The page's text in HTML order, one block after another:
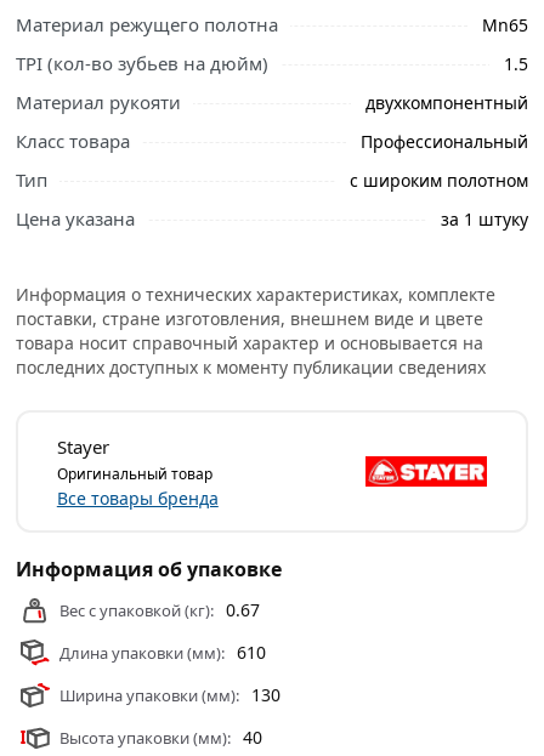
Материал режущего полотна Mn65
TPI (кол-во зубьев на дюйм) 1.5
Материал рукояти двухкомпонентный
Класс товара Профессиональный
Тип с широким полотном
Цена указана за 1 штуку
Информация о технических характеристиках, комплекте
поставки, стране изготовления, внешнем виде и цвете
товара носит справочный характер и основывается на
последних доступных к моменту публикации сведениях
Stayer
Оригинальный товар
Все товары бренда
Информация об упаковке
Вес с упаковкой (кг): 0.67
Длина упаковки (мм): 610
Ширина упаковки (мм): 130
Высота упаковки (мм): 40